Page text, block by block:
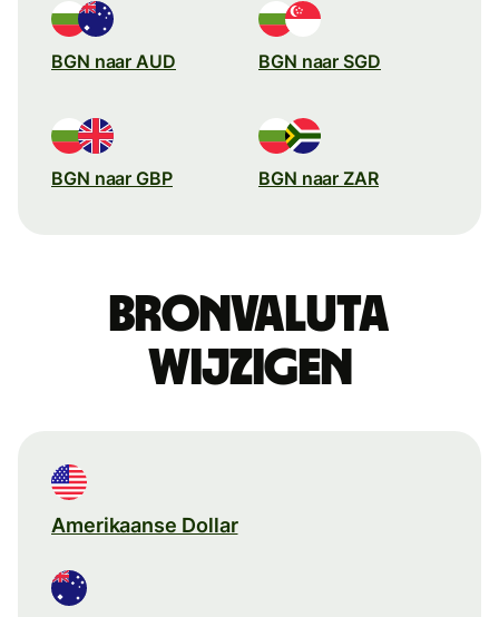
BGN naar AUD BGN naar SGD
BGN naar GBP BGN naar ZAR
Bronvaluta
wijzigen
Amerikaanse Dollar